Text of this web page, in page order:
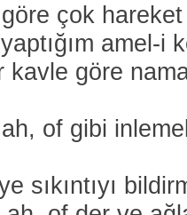
çok
amel-i
göre
of gibi
sıkıntıyı